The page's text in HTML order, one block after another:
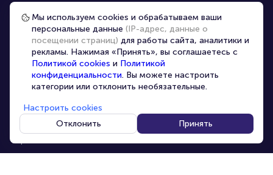
Перепродажа билетов
Организаторам
Корпоративным клиентам
VIP-билеты
Условия использования
Персональные данные
О компании
Карта сайта
info@portalbilet.ru
С 10:00 до 21:00,
Мы используем cookies и обрабатываем ваши
персональные данные (IP-адрес, данные о
посещении страниц) для работы сайта, аналитики и
рекламы. Нажимая «Принять», вы соглашаетесь с
Политикой cookies и Политикой
конфиденциальности. Вы можете настроить
категории или отклонить необязательные.
Настроить cookies
Отклонить
Принять